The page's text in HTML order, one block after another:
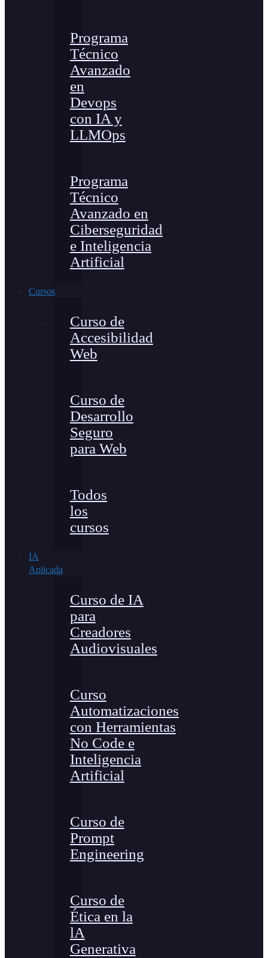
Programa
Técnico
Avanzado
en
Devops
con IA y
LLMOps
Programa
Técnico
Avanzado en
Ciberseguridad
e Inteligencia
Artificial
Cursos
Curso de
Accesibilidad
Web
Curso de
Desarrollo
Seguro
para Web
Todos
los
cursos
IA
Aplicada
Curso de IA
para
Creadores
Audiovisuales
Curso
Automatizaciones
con Herramientas
No Code e
Inteligencia
Artificial
Curso de
Prompt
Engineering
Curso de
Ética en la
lA
Generativa